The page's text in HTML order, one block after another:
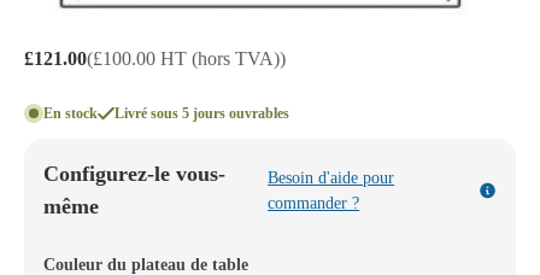
£121.00(£100.00 HT (hors TVA))
En stock Livré sous 5 jours ouvrables
Configurez-le vous-
même
Besoin d'aide pour
commander ?
Couleur du plateau de table